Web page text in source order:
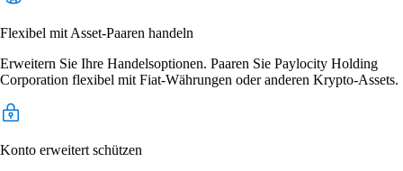
Flexibel mit Asset-Paaren handeln
Erweitern Sie Ihre Handelsoptionen. Paaren Sie Paylocity Holding
Corporation flexibel mit Fiat-Währungen oder anderen Krypto-Assets.
Konto erweitert schützen